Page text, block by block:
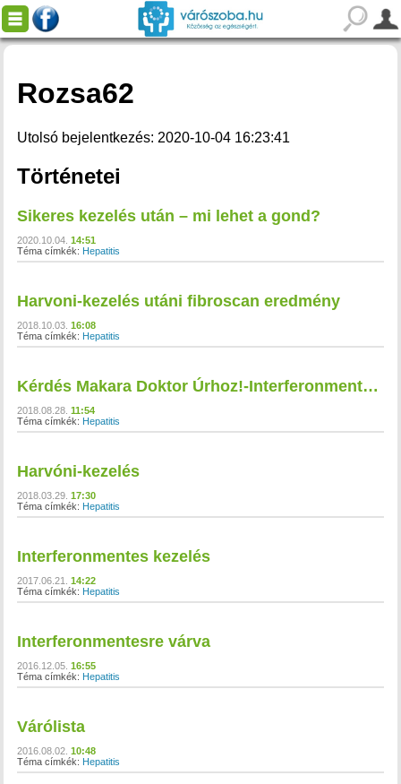
Rozsa62
Utolsó bejelentkezés: 2020-10-04 16:23:41
Történetei
Sikeres kezelés után – mi lehet a gond?
2020.10.04. 14:51
Téma címkék: Hepatitis
Harvoni-kezelés utáni fibroscan eredmény
2018.10.03. 16:08
Téma címkék: Hepatitis
Kérdés Makara Doktor Úrhoz!-Interferonmentes kezelés után
2018.08.28. 11:54
Téma címkék: Hepatitis
Harvóni-kezelés
2018.03.29. 17:30
Téma címkék: Hepatitis
Interferonmentes kezelés
2017.06.21.
14:22
Téma címkék: Hepatitis
Interferonmentesre várva
2016.12.05. 16:55
Téma címkék: Hepatitis
Várólista
2016.08.02. 10:48
Téma címkék: Hepatitis